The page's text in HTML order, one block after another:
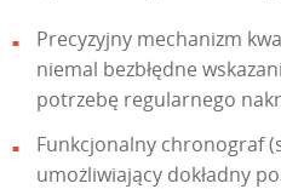
Precyzyjny mechanizm
niemal bezbłędne
potrzebę regularnego
Funkcjonalny chronograf
umożliwiający dokładny